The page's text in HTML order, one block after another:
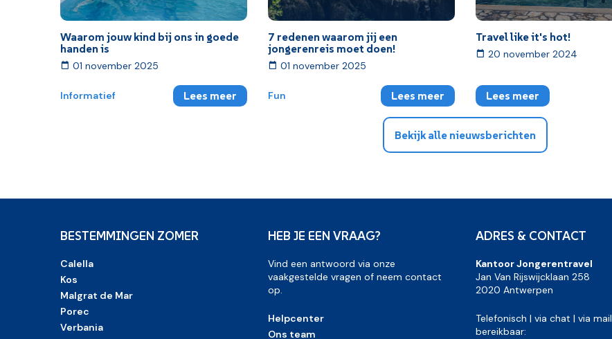
Waarom jouw kind bij ons in goede
handen is
01 november 2025
Informatief Lees meer
7 redenen waarom jij een
jongerenreis moet doen!
01 november 2025
Fun Lees meer
Travel like it's hot!
20 november 2024
Lees meer
Bekijk alle nieuwsberichten
BESTEMMINGEN ZOMER
Calella
Kos
Malgrat de Mar
Porec
Verbania
HEB JE EEN VRAAG?
Vind een antwoord via onze
vaakgestelde vragen of neem contact
op.
Helpcenter
Ons team
ADRES & CONTACT
Kantoor Jongerentravel
Jan Van Rijswijcklaan 258
2020 Antwerpen
Telefonisch | via chat | via mail
bereikbaar: